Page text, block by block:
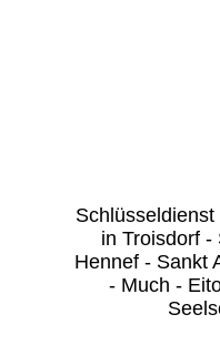
in Troisdorf -
Hennef - Sankt
- Much -